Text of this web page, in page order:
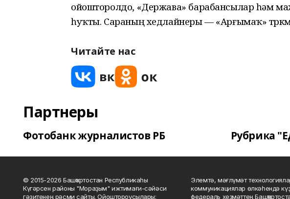
ойошторолдо, «Держава» барабансылар һәм
һуҡты. Сараның хедлайнеры — «Арғымаҡ»
Читайте нас
Партнеры
Фотобанк журналистов РБ Рубрика
© 2015-2026 Башҡортостан Республикаһы
Күгәрсен районы "Мораҙым" ижтимағи-сәйәси
гәзитенең рәсми сайты. Ойоштороусылары:
Элемтә, мәғлүмәт
коммуникациялар өлкәһендә
федераль хеҙмәттең